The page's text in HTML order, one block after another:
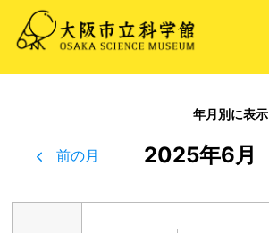
年月別に表示
前の月 2025年6月